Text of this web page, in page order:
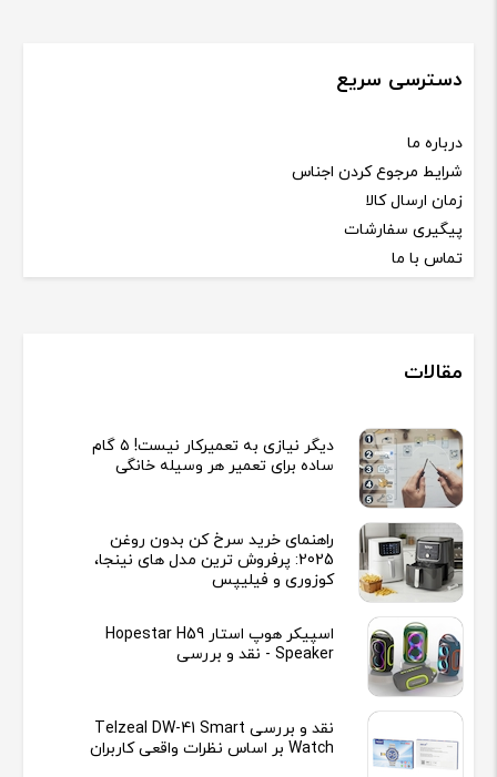
دسترسی سریع
درباره ما
شرایط مرجوع کردن اجناس
زمان ارسال کالا
پیگیری سفارشات
تماس با ما
مقالات
دیگر نیازی به تعمیرکار نیست! ۵ گام
ساده برای تعمیر هر وسیله خانگی
راهنمای خرید سرخ کن بدون روغن
2025: پرفروش ترین مدل های نینجا،
کوزوری و فیلیپس
اسپیکر هوپ استار Hopestar H59
Speaker - نقد و بررسی
نقد و بررسی Telzeal DW-41 Smart
Watch بر اساس نظرات واقعی کاربران